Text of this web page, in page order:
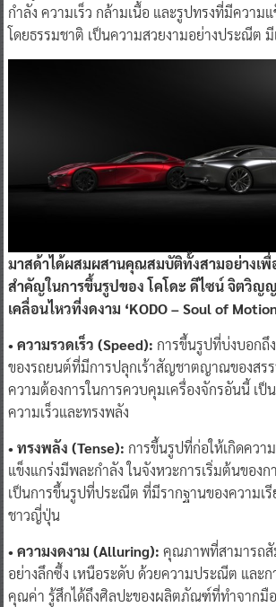
กำลัง ความเร็ว กล้ามเนื้อ และรูปทรงที่มีความ
โดยธรรมชาติ เป็นความสวยงามอย่างประณีต มี
มาสด้าได้ผสมผสานคุณสมบัติทั้งสามอย่างเ
สำคัญในการขึ้นรูปของ โคโดะ ดีไซน์ จิตวิญ
เคลื่อนไหวที่งดงาม ‘KODO – Soul of
• ความรวดเร็ว (Speed): การขึ้นรูปที่บ่งบอกถึ
ของรถยนต์ที่มีการปลุกเร้าสัญชาตญาณของสร
ความต้องการในการควบคุมเครื่องจักรอันนี้ เป็
ความเร็วและทรงพลัง
• ทรงพลัง (Tense): การขึ้นรูปที่ก่อให้เกิดคว
แข็งแกร่งมีพละกำลัง ในจังหวะการเริ่มต้นของก
เป็นการขึ้นรูปที่ประณีต ที่มีรากฐานของความเ
ชาวญี่ปุ่น
• ความงดงาม (Alluring): คุณภาพที่สามารถสั
อย่างลึกซึ้ง เหนือระดับ ด้วยความประณีต และก
คุณค่า รู้สึกได้ถึงศิลปะของผลิตภัณฑ์ที่ทำจากมื